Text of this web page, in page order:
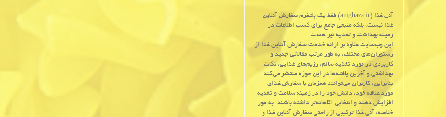
آنی غذا (anighaza.ir) فقط یک پلتفرم سفارش آنلاین
غذا نیست، بلکه منبعی جامع برای کسب اطلاعات در
زمینه بهداشت و تغذیه نیز هست.
این وب‌سایت علاوه بر ارائه خدمات سفارش آنلاین غذا از
رستوران‌های مختلف، به طور مرتب مقالاتی جدید و
کاربردی در مورد تغذیه سالم، رژیم‌های غذایی، نکات
بهداشتی و آخرین یافته‌ها در این حوزه منتشر می‌کند.
بنابراین، کاربران می‌توانند همزمان با سفارش غذای
مورد علاقه خود، دانش خود را در زمینه سلامت و تغذیه
افزایش دهند و انتخابی آگاهانه‌تر داشته باشند. به طور
خلاصه، آنی غذا ترکیبی از راحتی سفارش آنلاین غذا و